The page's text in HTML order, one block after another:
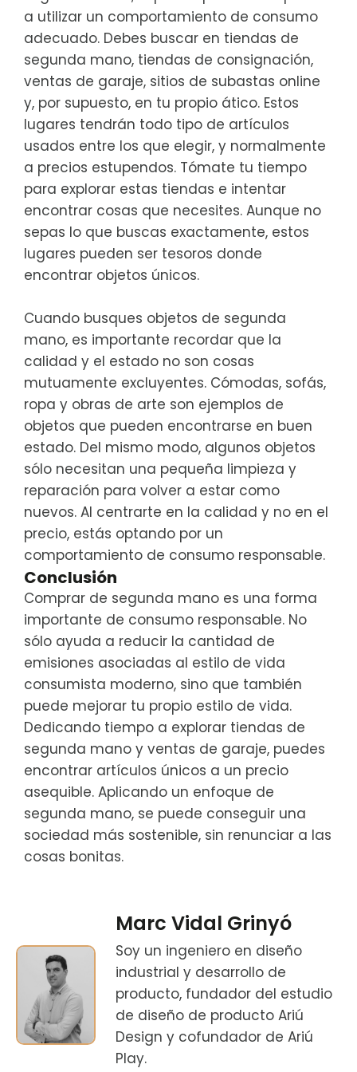
a utilizar un comportamiento de consumo
adecuado. Debes buscar en tiendas de
segunda mano, tiendas de consignación,
ventas de garaje, sitios de subastas online
y, por supuesto, en tu propio ático. Estos
lugares tendrán todo tipo de artículos
usados entre los que elegir, y normalmente
a precios estupendos. Tómate tu tiempo
para explorar estas tiendas e intentar
encontrar cosas que necesites. Aunque no
sepas lo que buscas exactamente, estos
lugares pueden ser tesoros donde
encontrar objetos únicos.
Cuando busques objetos de segunda
mano, es importante recordar que la
calidad y el estado no son cosas
mutuamente excluyentes. Cómodas, sofás,
ropa y obras de arte son ejemplos de
objetos que pueden encontrarse en buen
estado. Del mismo modo, algunos objetos
sólo necesitan una pequeña limpieza y
reparación para volver a estar como
nuevos. Al centrarte en la calidad y no en el
precio, estás optando por un
comportamiento de consumo responsable.
Conclusión
Comprar de segunda mano es una forma
importante de consumo responsable. No
sólo ayuda a reducir la cantidad de
emisiones asociadas al estilo de vida
consumista moderno, sino que también
puede mejorar tu propio estilo de vida.
Dedicando tiempo a explorar tiendas de
segunda mano y ventas de garaje, puedes
encontrar artículos únicos a un precio
asequible. Aplicando un enfoque de
segunda mano, se puede conseguir una
sociedad más sostenible, sin renunciar a las
cosas bonitas.
Marc Vidal Grinyó
Soy un ingeniero en diseño
industrial y desarrollo de
producto, fundador del estudio
de diseño de producto Ariú
Design y cofundador de Ariú
Play.